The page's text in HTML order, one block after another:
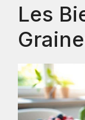
Les